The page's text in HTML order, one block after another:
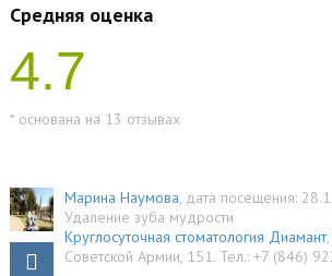
Средняя оценка
4.7
* основана на 13 отзывах
Марина Наумова, дата посещения:
Удаление зуба мудрости
Круглосуточная стоматология Диамант,
Советской Армии, 151. Тел.: +7 (846)